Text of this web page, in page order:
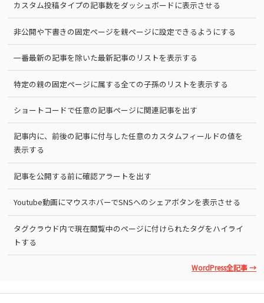
カスタム投稿タイプの記事数をダッシュボードに表示させる
非公開や下書きの固定ページを親ページに設定できるようにする
一番最新の記事を除いた最新記事のリストを表示する
特定の親の固定ページに属する全ての子孫のリストを表示する
ショートコードで任意の記事ページに関連記事を出す
記事内に、前後の記事に付与した任意のカスタムフィールドの値を
表示する
記事を公開する前に確認アラートを出す
Youtube動画にマウスホバーでSNSへのシェアボタンを表示させる
タグクラウド内で現在閲覧中のページに付けられたタグをハイライ
トする
WordPress全記事 →